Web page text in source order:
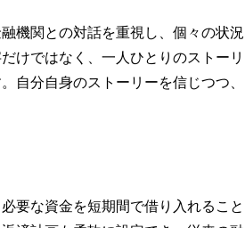
機関との対話を重視し、個々の状況
けではなく、一人ひとりのストーリ
自分自身のストーリーを信じつつ、
要な資金を短期間で借り入れること